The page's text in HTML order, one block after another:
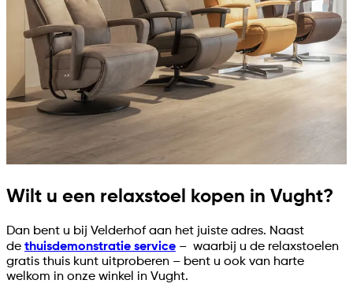
Wilt u een relaxstoel kopen in Vught?
Dan bent u bij Velderhof aan het juiste adres. Naast
de thuisdemonstratie service – waarbij u de relaxstoelen
gratis thuis kunt uitproberen – bent u ook van harte
welkom in onze winkel in Vught.